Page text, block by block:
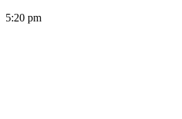
5:20 pm